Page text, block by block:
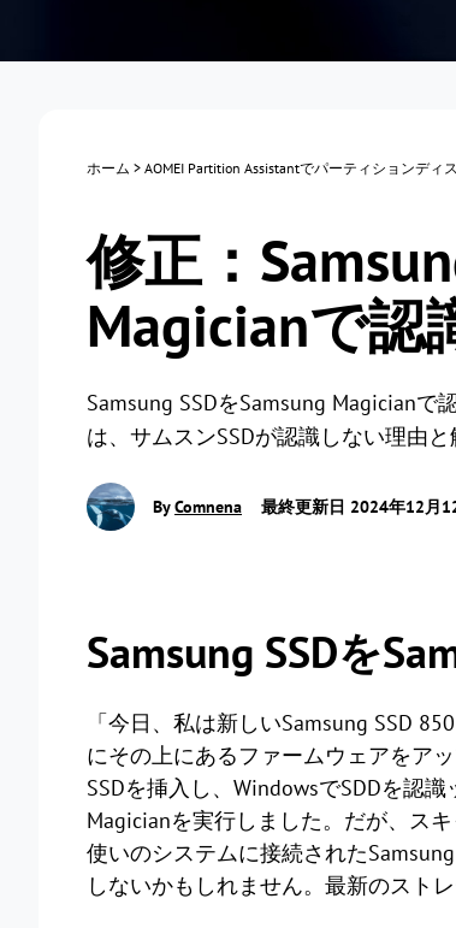
ホーム > AOMEI Partition Assistantでパーティションディ
修正：
Magicianで認
Samsung SSDをSamsung Magician
は、サムスンSSDが認識しない理由
ByComnena 最終更新日 2024年12月
Samsung SSDを
「今日、私は新しいSamsung SSD
にその上にあるファームウェアをア
SSDを挿入し、WindowsでSDDを認
Magicianを実行しました。だが、ス
使いのシステムに接続された
しないかもしれません。最新のスト